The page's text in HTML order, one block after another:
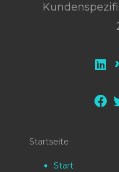
Startseite
Start